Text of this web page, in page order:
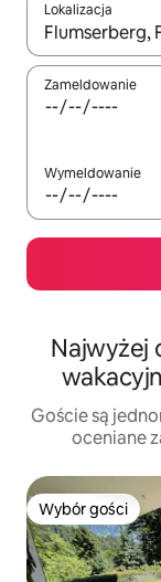
Lokalizacja
Gdy wyniki
Zameldowanie
Wymeldowanie
Najwyżej
Goście są
oceniane
Wybór gości
Wybór gości